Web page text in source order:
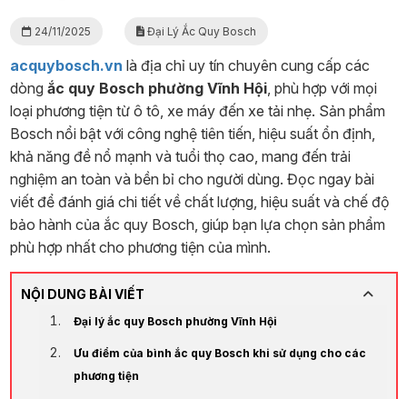
24/11/2025 Đại Lý Ắc Quy Bosch
acquybosch.vn là địa chỉ uy tín chuyên cung cấp các
dòng ắc quy Bosch phường Vĩnh Hội, phù hợp với mọi
loại phương tiện từ ô tô, xe máy đến xe tải nhẹ. Sản phẩm
Bosch nổi bật với công nghệ tiên tiến, hiệu suất ổn định,
khả năng đề nổ mạnh và tuổi thọ cao, mang đến trải
nghiệm an toàn và bền bỉ cho người dùng. Đọc ngay bài
viết để đánh giá chi tiết về chất lượng, hiệu suất và chế độ
bảo hành của ắc quy Bosch, giúp bạn lựa chọn sản phẩm
phù hợp nhất cho phương tiện của mình.
NỘI DUNG BÀI VIẾT
Đại lý ắc quy Bosch phường Vĩnh Hội
Ưu điểm của bình ắc quy Bosch khi sử dụng cho các
phương tiện